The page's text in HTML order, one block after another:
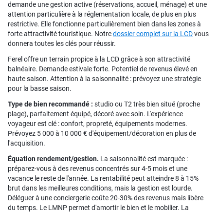
demande une gestion active (réservations, accueil, ménage) et une
attention particulière à la réglementation locale, de plus en plus
restrictive. Elle fonctionne particulièrement bien dans les zones à
forte attractivité touristique. Notredossier complet sur la LCDvous
donnera toutes les clés pour réussir.
Ferel offre un terrain propice à la LCD grâce à son attractivité
balnéaire. Demande estivale forte. Potentiel de revenus élevé en
haute saison. Attention à la saisonnalité : prévoyez une stratégie
pour la basse saison.
Type de bien recommandé : studio ou T2 très bien situé (proche
plage), parfaitement équipé, décoré avec soin. L'expérience
voyageur est clé : confort, propreté, équipements modernes.
Prévoyez 5 000 à 10 000 € d'équipement/décoration en plus de
l'acquisition.
Équation rendement/gestion. La saisonnalité est marquée :
préparez-vous à des revenus concentrés sur 4-5 mois et une
vacance le reste de l'année. La rentabilité peut atteindre 8 à 15%
brut dans les meilleures conditions, mais la gestion est lourde.
Déléguer à une conciergerie coûte 20-30% des revenus mais libère
du temps. Le LMNP permet d'amortir le bien et le mobilier. La